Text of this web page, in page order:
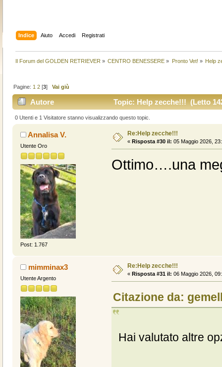
Indice Aiuto Accedi Registrati
Il Forum del GOLDEN RETRIEVER » CENTRO BENESSERE » Pronto Vet! » Help
Pagine: 1 2 [3]Vai giù
Autore Topic: Help zecche!!! (Letto
0 Utenti e 1 Visitatore stanno visualizzando questo topic.
Annalisa V.
Utente Oro
Post: 1.767
Re:Help zecche!!!
« Risposta #30 il: 05 Maggio 2026,
Ottimo….una
mimminax3
Utente Argento
Re:Help zecche!!!
« Risposta #31 il: 06 Maggio 2026,
Citazione da:
Hai valutato altre